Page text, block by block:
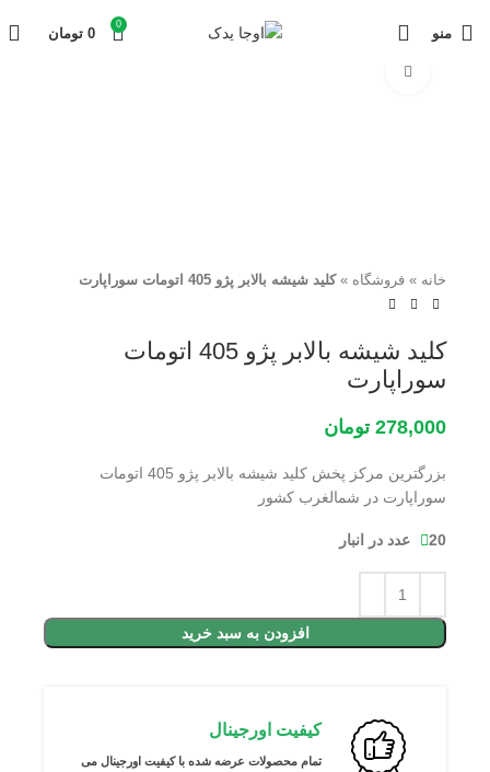
منو
0
0 تومان
خانه » فروشگاه »کلید شیشه بالابر پژو 405 اتومات سوراپارت
کلید شیشه بالابر پژو 405 اتومات
سوراپارت
278,000 تومان
بزرگترین مرکز پخش کلید شیشه بالابر پژو 405 اتومات
سوراپارت در شمالغرب کشور
20 عدد در انبار
افزودن به سبد خرید
کیفیت اورجینال
تمام محصولات عرضه شده با کیفیت اورجینال می